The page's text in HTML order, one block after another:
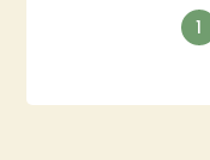
1